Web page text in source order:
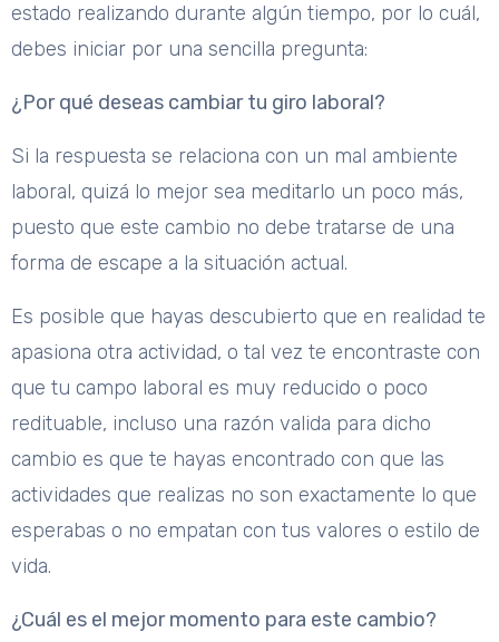
estado realizando durante algún tiempo, por lo cuál,
debes iniciar por una sencilla pregunta:
¿Por qué deseas cambiar tu giro laboral?
Si la respuesta se relaciona con un mal ambiente
laboral, quizá lo mejor sea meditarlo un poco más,
puesto que este cambio no debe tratarse de una
forma de escape a la situación actual.
Es posible que hayas descubierto que en realidad te
apasiona otra actividad, o tal vez te encontraste con
que tu campo laboral es muy reducido o poco
redituable, incluso una razón valida para dicho
cambio es que te hayas encontrado con que las
actividades que realizas no son exactamente lo que
esperabas o no empatan con tus valores o estilo de
vida.
¿Cuál es el mejor momento para este cambio?